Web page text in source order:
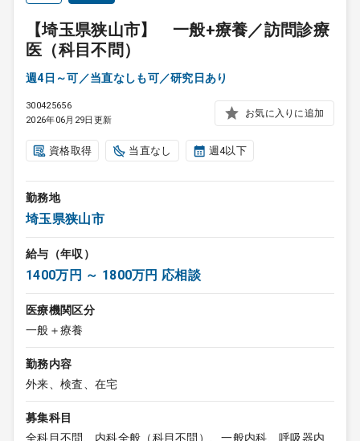
【埼玉県狭山市】 一般+療養／訪問診療
医（科目不問）
週4日～可／当直なしも可／研究日あり
300425656
2026年06月29日更新
お気に入りに追加
資格取得 当直なし 週4以下
勤務地
埼玉県狭山市
給与（年収）
1400万円 ～ 1800万円 応相談
医療機関区分
一般＋療養
勤務内容
外来、検査、在宅
募集科目
全科目不問、内科全般（科目不問）、一般内科、呼吸器内